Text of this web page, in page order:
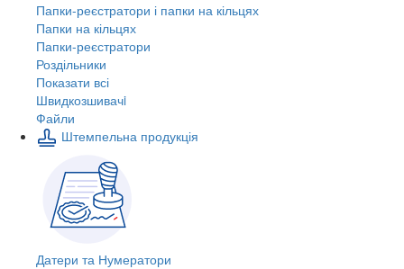
Папки-реєстратори і папки на кільцях
Папки на кільцях
Папки-реєстратори
Роздільники
Показати всі
Швидкозшивачi
Файли
Штемпельна продукція
Датери та Нумератори